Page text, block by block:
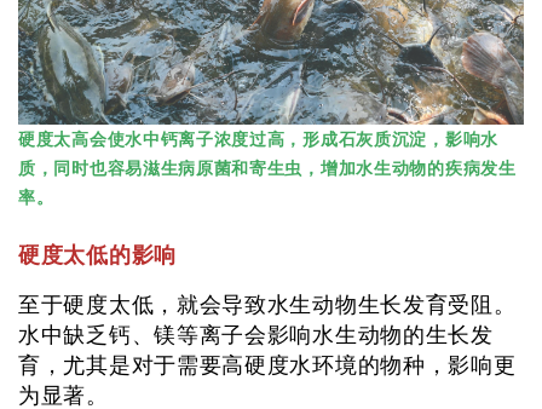
硬度太高会使水中钙离子浓度过高，形成石灰质沉淀，影响水
质，同时也容易滋生病原菌和寄生虫，增加水生动物的疾病发生
率。
硬度太低的影响
至于硬度太低，就会导致水生动物生长发育受阻。
水中缺乏钙、镁等离子会影响水生动物的生长发
育，尤其是对于需要高硬度水环境的物种，影响更
为显著。